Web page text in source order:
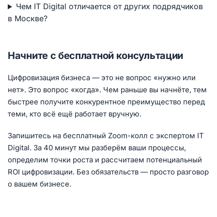
Чем IT Digital отличается от других подрядчиков
в Москве?
Начните с бесплатной консультации
Цифровизация бизнеса — это не вопрос «нужно или
нет». Это вопрос «когда». Чем раньше вы начнёте, тем
быстрее получите конкурентное преимущество перед
теми, кто всё ещё работает вручную.
Запишитесь на бесплатный Zoom-колл с экспертом IT
Digital. За 40 минут мы разберём ваши процессы,
определим точки роста и рассчитаем потенциальный
ROI цифровизации. Без обязательств — просто разговор
о вашем бизнесе.